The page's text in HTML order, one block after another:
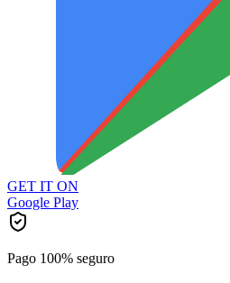
GET IT ON
Google Play
Pago 100% seguro